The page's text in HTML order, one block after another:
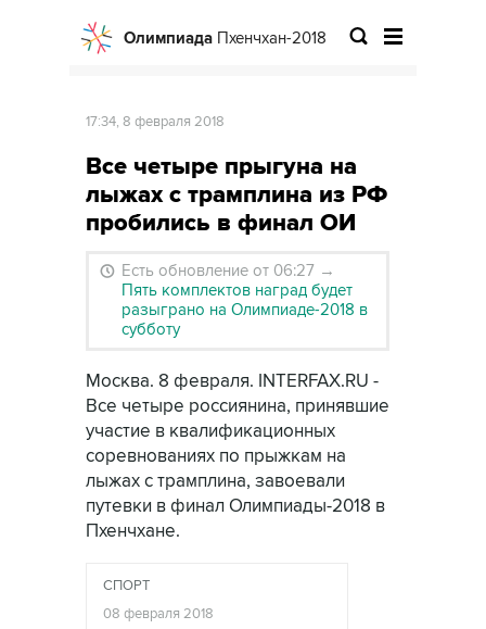
Олимпиада Пхенчхан-2018
17:34, 8 февраля 2018
Все четыре прыгуна на
лыжах с трамплина из РФ
пробились в финал ОИ
Есть обновление от 06:27 →
Пять комплектов наград будет
разыграно на Олимпиаде-2018 в
субботу
Москва. 8 февраля. INTERFAX.RU -
Все четыре россиянина, принявшие
участие в квалификационных
соревнованиях по прыжкам на
лыжах с трамплина, завоевали
путевки в финал Олимпиады-2018 в
Пхенчхане.
СПОРТ
08 февраля 2018